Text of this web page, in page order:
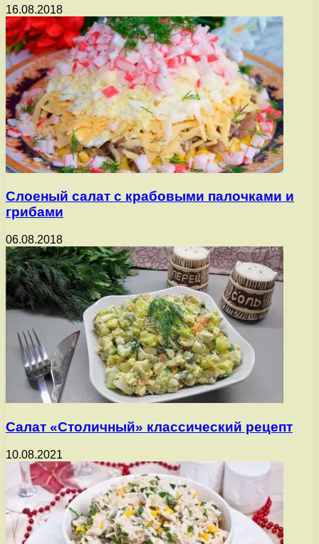
16.08.2018
Слоеный салат с крабовыми палочками и
грибами
06.08.2018
Салат «Столичный» классический рецепт
10.08.2021